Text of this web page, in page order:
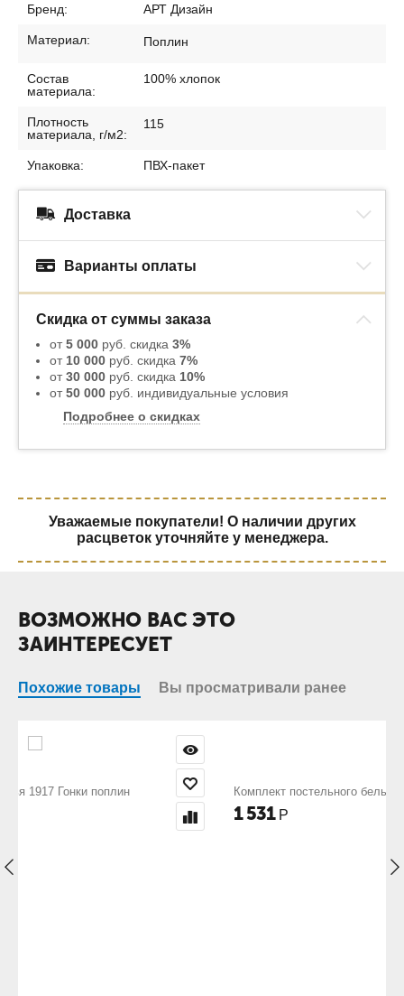
Бренд: АРТ Дизайн
Материал: Поплин
Состав
материала:
100% хлопок
Плотность
материала, г/м2:
115
Упаковка: ПВХ-пакет
Доставка
Варианты оплаты
Скидка от суммы заказа
от5 000 руб. скидка 3%
от 10 000 руб. скидка 7%
от30 000 руб. скидка 10%
от50 000 руб. индивидуальные условия
Подробнее о скидках
Уважаемые покупатели! О наличии других
расцветок уточняйте у менеджера.
ВОЗМОЖНО ВАС ЭТО
ЗАИНТЕРЕСУЕТ
Похожие товары Вы просматривали ранее
Комплект постельного белья 1888 Футбол поплин